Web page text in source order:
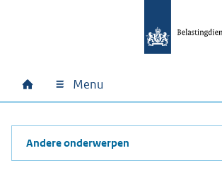
Hoofdnavigatie
Home Menu
Andere onderwerpen